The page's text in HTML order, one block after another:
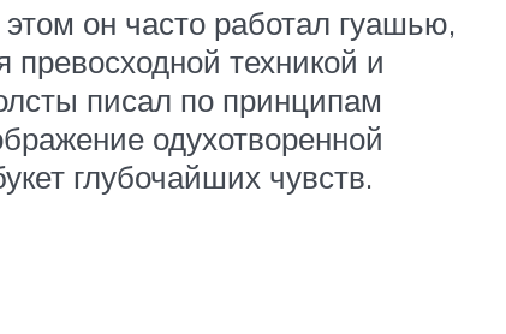
он часто работал гуашью,
техникой и
писал по принципам
одухотворенной
глубочайших чувств.